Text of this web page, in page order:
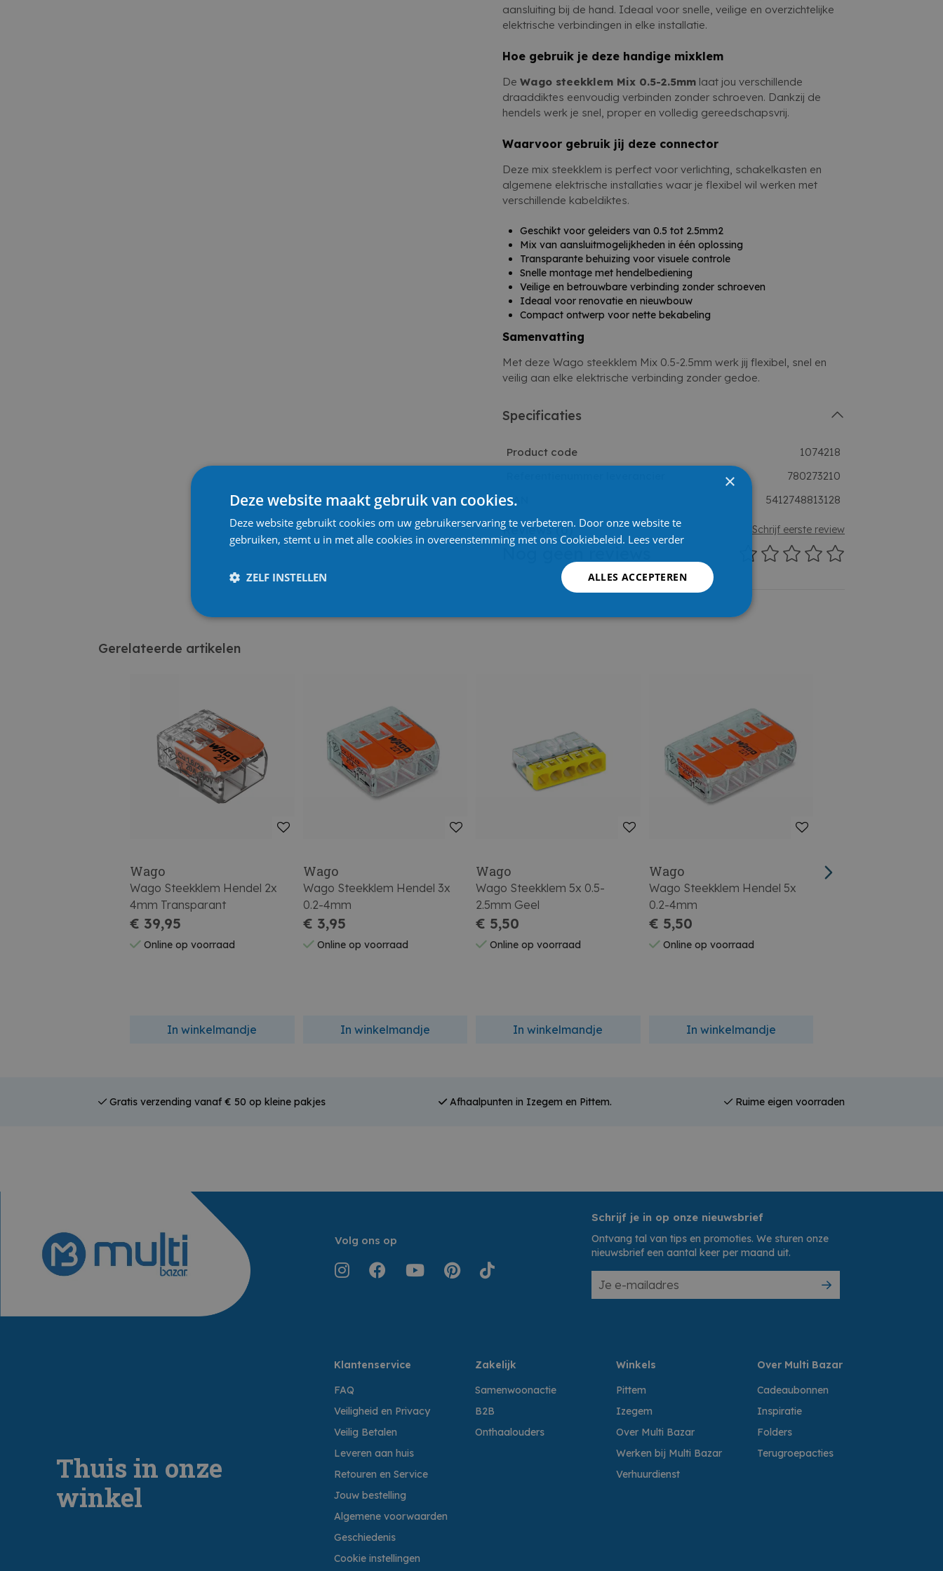
Compact ontwerp voor nette bekabeling
en veilig aan elke elektrische verbinding zonder gedoe.
aansluiting bij de hand. Ideaal voor snelle, veilige en overzichtelijke
elektrische verbindingen in elke installatie.
Hoe gebruik je deze handige mixklem
De Wago steekklem Mix 0.5-2.5mm laat jou verschillende
draaddiktes eenvoudig verbinden zonder schroeven. Dankzij de
hendels werk je snel, proper en volledig gereedschapsvrij.
Waarvoor gebruik jij deze connector
Deze mix steekklem is perfect voor verlichting, schakelkasten en
algemene elektrische installaties waar je flexibel wil werken met
verschillende kabeldiktes.
Geschikt voor geleiders van 0.5 tot 2.5mm2
Mix van aansluitmogelijkheden in één oplossing
Transparante behuizing voor visuele controle
Snelle montage met hendelbediening
Veilige en betrouwbare verbinding zonder schroeven
Ideaal voor renovatie en nieuwbouw
Compact ontwerp voor nette bekabeling
Samenvatting
Met deze Wago steekklem Mix 0.5-2.5mm werk jij flexibel, snel en
veilig aan elke elektrische verbinding zonder gedoe.
Specificaties
Product code
1074218
780273210
EAN
5412748813128
Reviews(0) Schrijf eerste review
Nog geen reviews
Gerelateerde artikelen
Wago
Wago Steekklem Hendel 2x
4mm Transparant
€ 39,95
Online op voorraad
In winkelmandje
Wago
Wago Steekklem Hendel 3x
0.2-4mm
€ 3,95
Online op voorraad
In winkelmandje
Wago
Wago Steekklem 5x 0.5-
2.5mm Geel
€ 5,50
Online op voorraad
In winkelmandje
Wago
Wago Steekklem Hendel 5x
0.2-4mm
€ 5,50
Online op voorraad
In winkelmandje
Profile
Gratis verzending vanaf € 50 op kleine pakjes Afhaalpunten in Izegem en Pittem. Ruime eigen voorraden
Volg ons op
Schrijf je in op onze nieuwsbrief
Ontvang tal van tips en promoties. We sturen onze
nieuwsbrief een aantal keer per maand uit.
Thuis in onze
winkel
Klantenservice
FAQ
Veiligheid en Privacy
Veilig Betalen
Leveren aan huis
Retouren en Service
Jouw bestelling
Algemene voorwaarden
Geschiedenis
Cookie instellingen
Zakelijk
Samenwoonactie
B2B
Onthaalouders
Winkels
Pittem
Izegem
Over Multi Bazar
Werken bij Multi Bazar
Verhuurdienst
Over Multi Bazar
Cadeaubonnen
Inspiratie
Folders
Terugroepacties
×
Deze website maakt gebruik van cookies.
Deze website gebruikt cookies om uw gebruikerservaring te verbeteren. Door onze website te
gebruiken, stemt u in met alle cookies in overeenstemming met ons Cookiebeleid. Lees verder
ALLES ACCEPTEREN
ZELF INSTELLEN